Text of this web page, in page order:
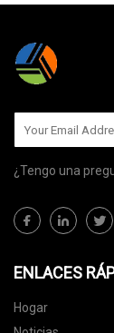
¿Tengo una
ENLACES
Hogar